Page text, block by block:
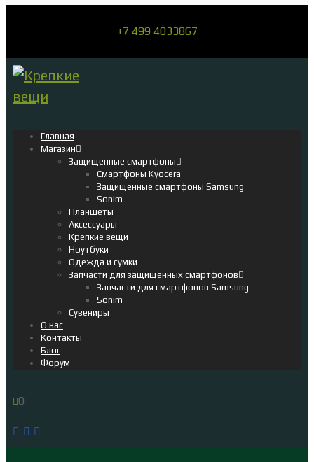
+7 499 4033867
Главная
Магазин
Защищенные смартфоны
Смартфоны Kyocera
Защищенные смартфоны Samsung
Sonim
Планшеты
Аксессуары
Крепкие вещи
Ноутбуки
Одежда и сумки
Запчасти для защищенных смартфонов
Запчасти для смартфонов Samsung
Sonim
Сувениры
О нас
Контакты
Блог
Форум
0